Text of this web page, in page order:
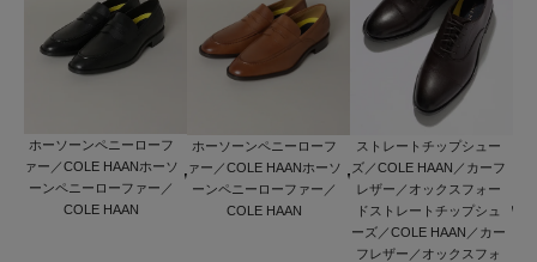
ホーソーンペニーローフ
ァー／COLE HAANホーソ
ーンペニーローファー／
COLE HAAN
ホーソーンペニーローフ
ァー／COLE HAANホーソ
ーンペニーローファー／
COLE HAAN
ストレートチップシュー
ズ／COLE HAAN／カーフ
レザー／オックスフォー
ドストレートチップシュ
ーズ／COLE HAAN／カー
フレザー／オックスフォ